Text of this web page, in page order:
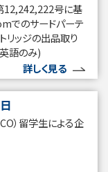
12,242,222号に基
でのサードパーテ
リッジの出品取り
語のみ)
詳しく見る
）留学生による企